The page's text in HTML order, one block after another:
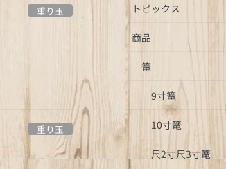
重り玉
重り玉
トピックス
商品
篭
9寸篭
10寸篭
尺2寸尺3寸篭